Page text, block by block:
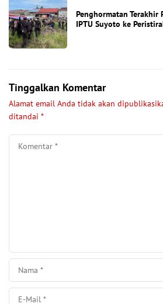
Penghormatan Terakhir
IPTU Suyoto ke
Tinggalkan Komentar
Alamat email Anda tidak akan
ditandai *